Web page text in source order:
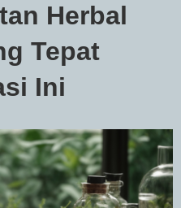
Herbal
Tepat
Ini